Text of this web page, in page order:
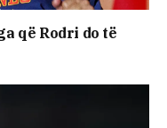
që Rodri do të